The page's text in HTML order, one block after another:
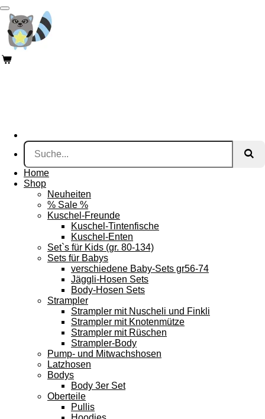
Zum
Hauptinhalt
springen
Home
Shop
Neuheiten
% Sale %
Kuschel-Freunde
Kuschel-Tintenfische
Kuschel-Enten
Set`s für Kids (gr. 80-134)
Sets für Babys
verschiedene Baby-Sets gr56-74
Jäggli-Hosen Sets
Body-Hosen Sets
Strampler
Strampler mit Nuscheli und Finkli
Strampler mit Knotenmütze
Strampler mit Rüschen
Strampler-Body
Pump- und Mitwachshosen
Latzhosen
Bodys
Body 3er Set
Oberteile
Pullis